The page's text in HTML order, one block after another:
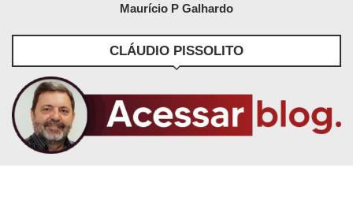
Maurício P Galhardo
CLÁUDIO PISSOLITO